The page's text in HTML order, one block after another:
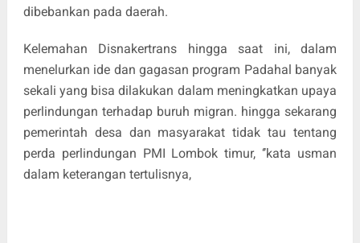
dibebankan pada daerah.
Kelemahan Disnakertrans hingga saat ini, dalam
menelurkan ide dan gagasan program Padahal banyak
sekali yang bisa dilakukan dalam meningkatkan upaya
perlindungan terhadap buruh migran. hingga sekarang
pemerintah desa dan masyarakat tidak tau tentang
perda perlindungan PMI Lombok timur, ‘’kata usman
dalam keterangan tertulisnya,